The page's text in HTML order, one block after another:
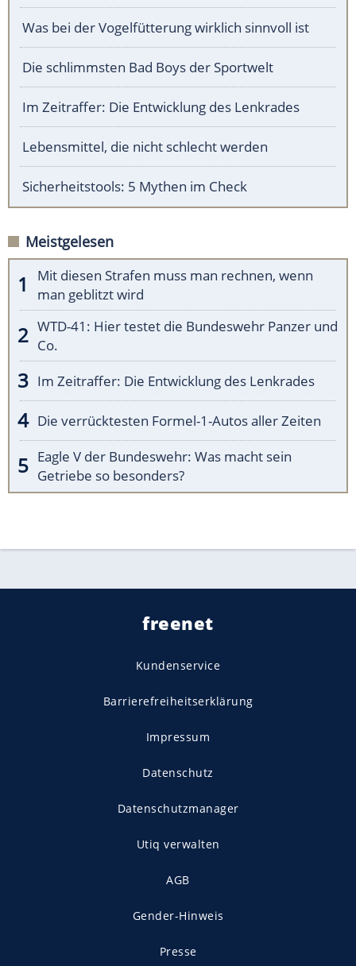
Was bei der Vogelfütterung wirklich sinnvoll ist
Die schlimmsten Bad Boys der Sportwelt
Im Zeitraffer: Die Entwicklung des Lenkrades
Lebensmittel, die nicht schlecht werden
Sicherheitstools: 5 Mythen im Check
Meistgelesen
Mit diesen Strafen muss man rechnen, wenn
man geblitzt wird
WTD-41: Hier testet die Bundeswehr Panzer und
Co.
Im Zeitraffer: Die Entwicklung des Lenkrades
Die verrücktesten Formel-1-Autos aller Zeiten
Eagle V der Bundeswehr: Was macht sein
Getriebe so besonders?
freenet
Kundenservice
Barrierefreiheitserklärung
Impressum
Datenschutz
Datenschutzmanager
Utiq verwalten
AGB
Gender-Hinweis
Presse